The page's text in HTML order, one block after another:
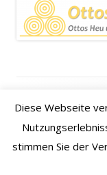
Inhalt
•VerwendetTiny
Diese Webseite
stimmen Sie der